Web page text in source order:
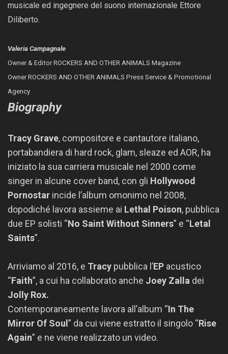
musicale ed ingegnere del suono internazionale Ettore
Diliberto.
Valeria Campagnale
Owner & Editor ROCKERS AND OTHER ANIMALS Magazine
Owner ROCKERS AND OTHER ANIMALS Press Service & Promotional
Agency
Biography
Tracy Grave, compositore e cantautore italiano,
portabandiera di hard rock, glam, sleaze ed AOR, ha
iniziato la sua carriera musicale nel 2000 come
singer in alcune cover band, con gli Hollywood
Pornostar incide l’album omonimo nel 2008,
dopodiché lavora assieme ai Lethal Poison, pubblica
due EP solisti “No Saint Without Sinners” e “Letal
Saints”.
Arriviamo al 2016, e Tracy pubblica l’EP acustico
“Faith”, a cui ha collaborato anche Joey Zalla dei
Jolly Rox.
Contemporaneamente lavora all’album “In The
Mirror Of Soul ” da cui viene estratto il singolo “Rise
Again” e ne viene realizzato un video.